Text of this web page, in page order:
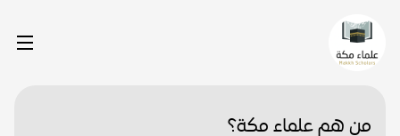
من هم علماء مكة؟